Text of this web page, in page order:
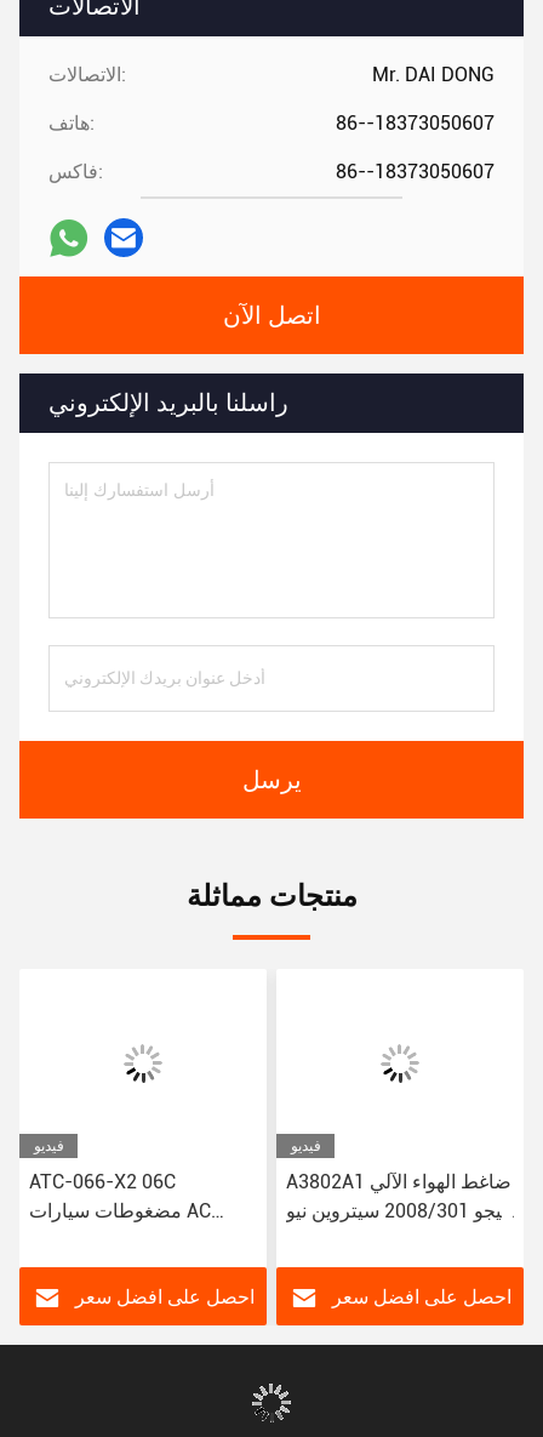
الاتصالات
الاتصالات: Mr. DAI DONG
هاتف: 86--18373050607
فاكس: 86--18373050607
اتصل الآن
راسلنا بالبريد الإلكتروني
يرسل
منتجات مماثلة
فيديو
ATC-066-X2 06C
مضغوطات سيارات AC
88320-52010 883205201
احصل على افضل سعر
فيديو
A3802A1 ضاغط الهواء الآلي
لبيجو 2008/301 سيتروين نيو
JSR11T601088
احصل على افضل سعر